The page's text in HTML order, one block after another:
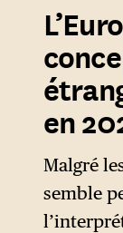
en
Malgré
semble